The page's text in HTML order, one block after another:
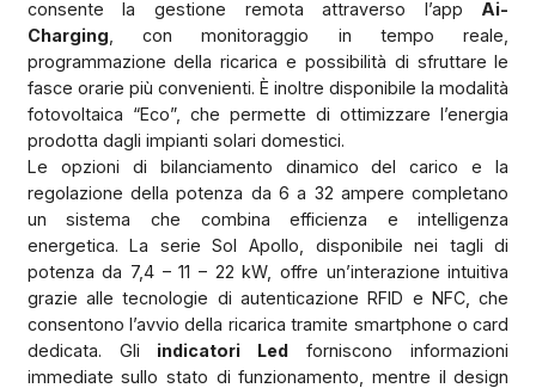
consente la gestione remota attraverso l’app Ai-
Charging , con monitoraggio in tempo reale,
programmazione della ricarica e possibilità di sfruttare le
fasce orarie più convenienti. È inoltre disponibile la modalità
fotovoltaica “Eco”, che permette di ottimizzare l’energia
prodotta dagli impianti solari domestici.
Le opzioni di bilanciamento dinamico del carico e la
regolazione della potenza da 6 a 32 ampere completano
un sistema che combina efficienza e intelligenza
energetica. La serie Sol Apollo, disponibile nei tagli di
potenza da 7,4 – 11 – 22 kW, offre un’interazione intuitiva
grazie alle tecnologie di autenticazione RFID e NFC, che
consentono l’avvio della ricarica tramite smartphone o card
dedicata. Gli indicatori Led forniscono informazioni
immediate sullo stato di funzionamento, mentre il design